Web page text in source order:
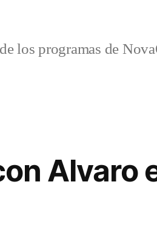
los programas de
Alvaro